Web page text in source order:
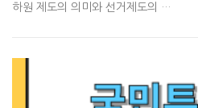
하원 제도의 의미와 선거제도의 …